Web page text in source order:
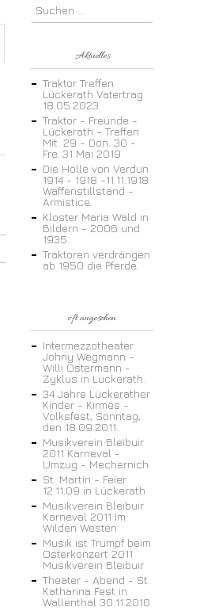
Aktuelles
Traktor Treffen
Lückerath Vatertrag
18.05.2023
Traktor - Freunde -
Lückerath - Treffen
Mit. 29 - Don. 30 -
Fre. 31 Mai 2019
Die Hölle von Verdun
1914 - 1918 -11.11.1918
Waffenstillstand -
Armistice.
Kloster Maria Wald in
Bildern - 2006 und
1935.
Traktoren verdrängen
ab 1950 die Pferde.
oft angesehen
Intermezzotheater
Johny Wegmann -
Willi Ostermann -
Zyklus in Lückerath.
34 Jahre Lückerather
Kinder - Kirmes -
Volksfest, Sonntag,
den 18.09.2011.
Musikverein Bleibuir
2011 Karneval -
Umzug - Mechernich.
St. Martin - Feier
12.11.09 in Lückerath
Musikverein Bleibuir
Karneval 2011 Im
Wilden Westen.
Musik ist Trumpf beim
Osterkonzert 2011
Musikverein Bleibuir
Theater - Abend - St.
Katharina Fest in
Wallenthal 30.11.2010